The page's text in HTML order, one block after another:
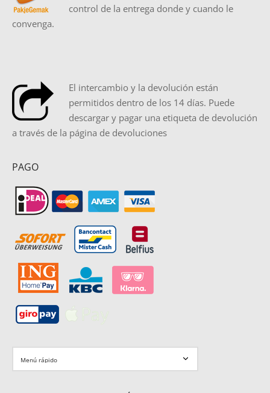
control de la entrega donde y cuando le
convenga.
El intercambio y la devolución están
permitidos dentro de los 14 días. Puede
descargar y pagar una etiqueta de devolución
a través de la página de devoluciones
PAGO